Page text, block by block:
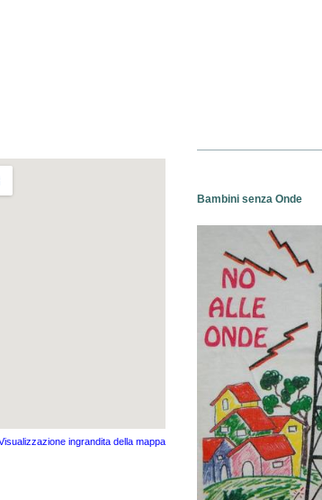
ingrandita della mappa
Bambini senza Onde